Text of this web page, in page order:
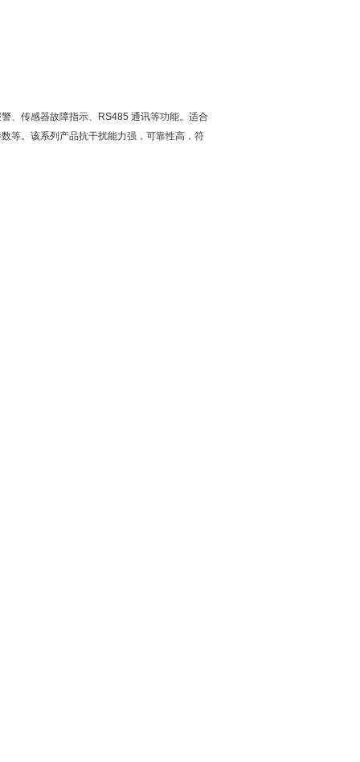
、传感器故障指示、RS485 通讯等功能。适合
等。该系列产品抗干扰能力强，可靠性高，符